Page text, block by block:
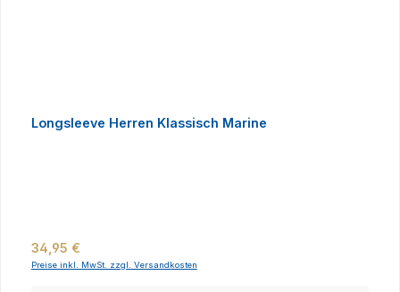
Longsleeve Herren Klassisch Marine
Regulärer Preis:
34,95 €
Preise inkl. MwSt. zzgl. Versandkosten